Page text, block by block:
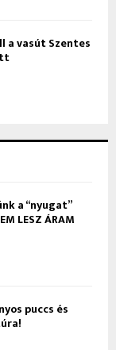
a “nyugat”
LESZ ÁRAM
puccs és
a vasút Szentes